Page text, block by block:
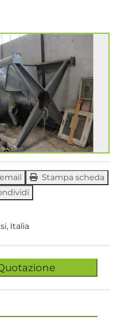
Stampa scheda
Italia